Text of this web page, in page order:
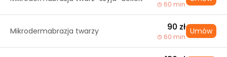
60 min
Mikrodermabrazja twarzy 90 zł
60 min
Umów